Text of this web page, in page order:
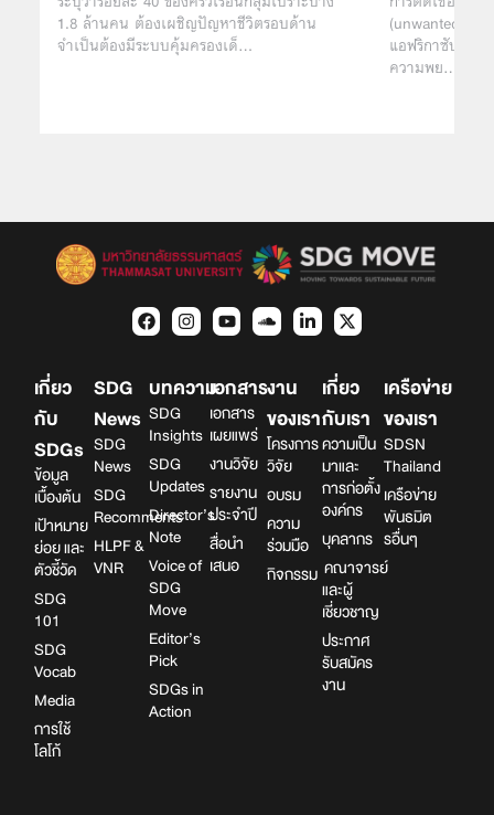
1.8 ล้านคน ต้องเผชิญปัญหาชีวิตรอบด้าน
จำเป็นต้องมีระบบคุ้มครองเด็…
(unwanted
แอฟริกาซับซาฮ
ความพย…
เกี่ยว
กับ
SDGs
ข้อมูล
เบื้องต้น
เป้าหมาย
ย่อย และ
ตัวชี้วัด
SDG
101
SDG
Vocab
Media
การใช้
โลโก้
SDG
News
SDG
News
SDG
Recomments
HLPF &
VNR
บทความ
SDG
Insights
SDG
Updates
Director’s
Note
Voice of
SDG
Move
Editor’s
Pick
SDGs in
Action
เอกสาร
เอกสาร
เผยแพร่
งานวิจัย
รายงาน
ประจำปี
สื่อนำ
เสนอ
งาน
ของเรา
โครงการ
วิจัย
อบรม
ความ
ร่วมมือ
กิจกรรม
เกี่ยว
กับเรา
ความเป็น
มาและ
การก่อตั้ง
องค์กร
บุคลากร
คณาจารย์
และผู้
เชี่ยวชาญ
ประกาศ
รับสมัคร
งาน
เครือข่าย
ของเรา
SDSN
Thailand
เครือข่าย
พันธมิต
รอื่นๆ